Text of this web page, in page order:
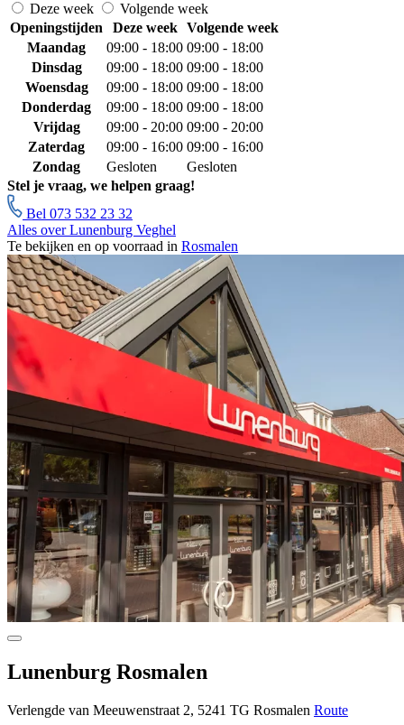
Deze week
Volgende week
Openingstijden
Deze week
Volgende week
Maandag
09:00 - 18:00 09:00 - 18:00
Dinsdag
09:00 - 18:00 09:00 - 18:00
Woensdag
09:00 - 18:00 09:00 - 18:00
Donderdag
09:00 - 18:00 09:00 - 18:00
Vrijdag
09:00 - 20:00 09:00 - 20:00
Zaterdag
09:00 - 16:00 09:00 - 16:00
Zondag
Gesloten
Gesloten
Stel je vraag, we helpen graag!
Bel 073 532 23 32
Alles over Lunenburg Veghel
Te bekijken en op voorraad in Rosmalen
Lunenburg Rosmalen
Verlengde van Meeuwenstraat 2, 5241 TG Rosmalen Route